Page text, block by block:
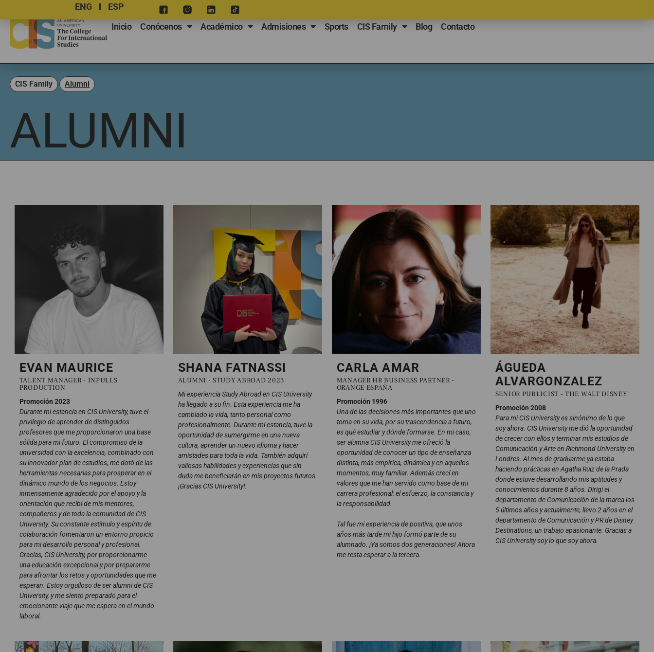
ENG
ESP
Inicio
Conócenos Académico Admisiones Sports CIS Family Blog Contacto
CIS Family Alumni
ALUMNI
EVAN MAURICE
TALENT MANAGER - INPULLS
PRODUCTION
Promoción 2023
Durante mi estancia en CIS University, tuve el
privilegio de aprender de distinguidos
profesores que me proporcionaron una base
sólida para mi futuro. El compromiso de la
universidad con la excelencia, combinado con
su innovador plan de estudios, me dotó de las
herramientas necesarias para prosperar en el
dinámico mundo de los negocios. Estoy
inmensamente agradecido por el apoyo y la
orientación que recibí de mis mentores,
compañeros y de toda la comunidad de CIS
University. Su constante estímulo y espíritu de
colaboración fomentaron un entorno propicio
para mi desarrollo personal y profesional.
Gracias, CIS University, por proporcionarme
una educación excepcional y por prepararme
para afrontar los retos y oportunidades que me
esperan. Estoy orgulloso de ser alumni de CIS
University, y me siento preparado para el
emocionante viaje que me espera en el mundo
laboral.
SHANA FATNASSI
ALUMNI - STUDY ABROAD 2023
Mi experiencia Study Abroad en CIS University
ha llegado a su fin. Esta experiencia me ha
cambiado la vida, tanto personal como
profesionalmente. Durante mi estancia, tuve la
oportunidad de sumergirme en una nueva
cultura, aprender un nuevo idioma y hacer
amistades para toda la vida. También adquirí
valiosas habilidades y experiencias que sin
duda me beneficiarán en mis proyectos futuros.
¡Gracias CIS University!.
CARLA AMAR
MANAGER HR BUSINESS PARTNER -
ORANGE ESPAÑA
Promoción 1996
Una de las decisiones más importantes que uno
toma en su vida, por su trascendencia a futuro,
es qué estudiar y dónde formarse. En mi caso,
ser alumna CIS University me ofreció la
oportunidad de conocer un tipo de enseñanza
distinta, más empírica, dinámica y en aquellos
momentos, muy familiar. Además crecí en
valores que me han servido como base de mi
carrera profesional: el esfuerzo, la constancia y
la responsabilidad.
Tal fue mi experiencia de positiva, que unos
años más tarde mi hijo formó parte de su
alumnado. ¡Ya somos dos generaciones! Ahora
me resta esperar a la tercera.
ÁGUEDA
ALVARGONZALEZ
SENIOR PUBLICIST - THE WALT DISNEY
Promoción 2008
Para mi CIS University es sinónimo de lo que
soy ahora. CIS University me dió la oportunidad
de crecer con ellos y terminar mis estudios de
Comunicación y Arte en Richmond University en
Londres. Al mes de graduarme ya estaba
haciendo prácticas en Agatha Ruiz de la Prada
donde estuve desarrollando mis aptitudes y
conocimientos durante 8 años. Dirigí el
departamento de Comunicación de la marca los
5 últimos años y actualmente, llevo 2 años en el
departamento de Comunicación y PR de Disney
Destinations, un trabajo apasionante. Gracias a
CIS University soy lo que soy ahora.